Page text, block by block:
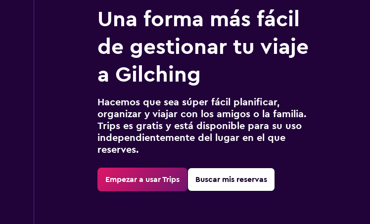
Una forma más fácil
de gestionar tu viaje
a Gilching
Hacemos que sea súper fácil planificar,
organizar y viajar con los amigos o la familia.
Trips es gratis y está disponible para su uso
independientemente del lugar en el que
reserves.
Empezar a usar Trips Buscar mis reservas